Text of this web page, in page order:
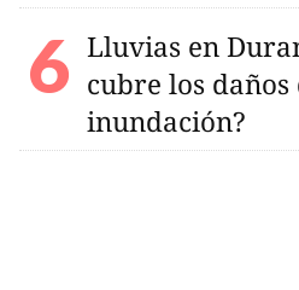
Lluvias en
cubre los
inundación?